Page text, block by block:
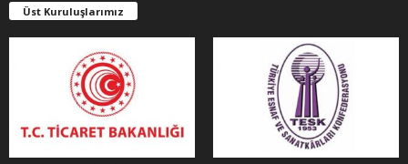
E
R
Üst Kuruluşlarımız